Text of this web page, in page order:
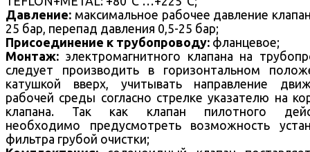
Давление: максимальное рабочее давление
25 бар, перепад давления 0,5-25 бар;
Присоединение к трубопроводу: фланцевое;
Монтаж: электромагнитного клапана на
следует производить в горизонтальном
катушкой вверх, учитывать направление
рабочей среды согласно стрелке указателю на
клапана. Так как клапан пилотного
необходимо предусмотреть возможность
фильтра грубой очистки;